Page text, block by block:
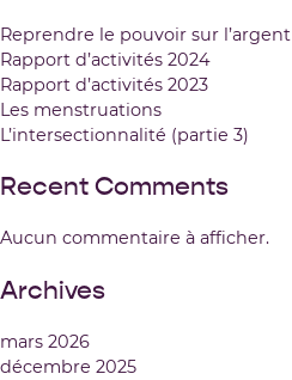
Reprendre le pouvoir sur l’argent
Rapport d’activités 2024
Rapport d’activités 2023
Les menstruations
L’intersectionnalité (partie 3)
Recent Comments
Aucun commentaire à afficher.
Archives
mars 2026
décembre 2025